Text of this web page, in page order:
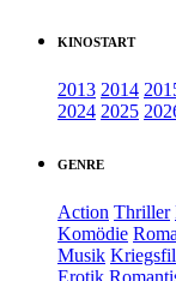
KINOSTART
2013 2014
2024 2025
GENRE
Action Thriller
Komödie
Musik
Erotik